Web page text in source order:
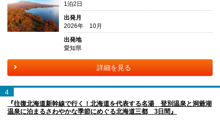
1泊2日
出発月
2026年 10月
出発地
愛知県
詳細を見る
4
『往復北海道新幹線で行く！北海道を代表する名湯 登別温泉と洞爺湖
温泉に泊まるさわやかな季節にめぐる北海道三都 3日間』